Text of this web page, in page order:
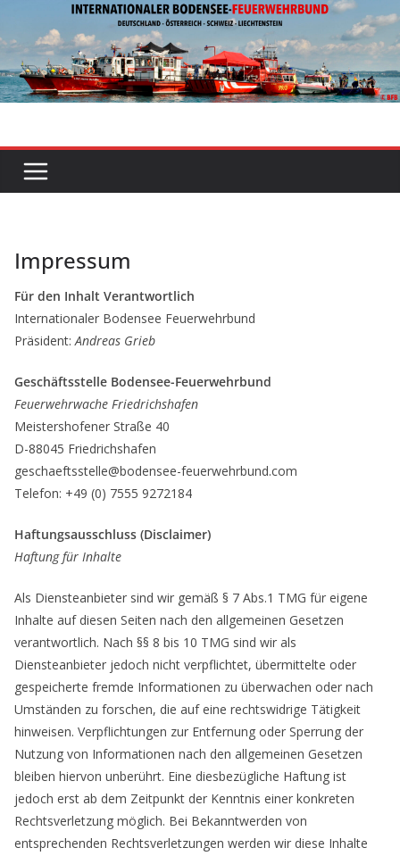
Inhalt
springen
Impressum
Für den Inhalt Verantwortlich
Internationaler Bodensee Feuerwehrbund
Präsident:Andreas Grieb
Geschäftsstelle Bodensee-Feuerwehrbund
Feuerwehrwache Friedrichshafen
Meistershofener Straße 40
D-88045 Friedrichshafen
geschaeftsstelle@bodensee-feuerwehrbund.com
Telefon: +49 (0) 7555 9272184
Haftungsausschluss (Disclaimer)
Haftung für Inhalte
Als Diensteanbieter sind wir gemäß § 7 Abs.1 TMG für eigene
Inhalte auf diesen Seiten nach den allgemeinen Gesetzen
verantwortlich. Nach §§ 8 bis 10 TMG sind wir als
Diensteanbieter jedoch nicht verpflichtet, übermittelte oder
gespeicherte fremde Informationen zu überwachen oder nach
Umständen zu forschen, die auf eine rechtswidrige Tätigkeit
hinweisen. Verpflichtungen zur Entfernung oder Sperrung der
Nutzung von Informationen nach den allgemeinen Gesetzen
bleiben hiervon unberührt. Eine diesbezügliche Haftung ist
jedoch erst ab dem Zeitpunkt der Kenntnis einer konkreten
Rechtsverletzung möglich. Bei Bekanntwerden von
entsprechenden Rechtsverletzungen werden wir diese Inhalte